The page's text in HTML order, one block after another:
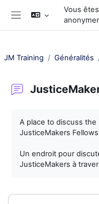
Passer au contenu principal
Panneau latéral
Vous
JM Training Généralités
A place to discuss
JusticeMakers
Un endroit pour
JusticeMakers à